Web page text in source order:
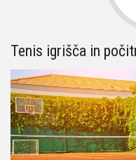
Tenis igrišča in